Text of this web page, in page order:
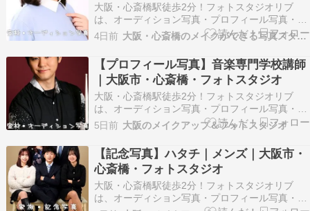
大阪・心斎橋駅徒歩2分！フォトスタジオリブ
は、オーディション写真・プロフィール写真・記
念写真やお見合い写真などナチュラルな大人の宣
材写真を得意とするフォトスタジオです。 ※以下
掲載のお写真はお客様に許可を得て掲載させてい
ただいております。 ※画像の転載はご遠慮くださ
い。 宣材写真…
4日前 大阪・心斎橋のメイクができる写真スタジオ
【プロフィール写真】音楽専門学校講師
｜大阪市・心斎橋・フォトスタジオ
大阪・心斎橋駅徒歩2分！フォトスタジオリブ
は、オーディション写真・プロフィール写真・記
念写真やお見合い写真などナチュラルな大人の宣
材写真を得意とするフォトスタジオです。 ※以下
掲載のお写真はお客様に許可を得て掲載させてい
ただいております。 ※画像の転載はご遠慮くださ
い。 音楽専門…
5日前 大阪のメイクアップ＆フォトスタジオ
【記念写真】ハタチ｜メンズ｜大阪市・
心斎橋・フォトスタジオ
大阪・心斎橋駅徒歩2分！フォトスタジオリブ
は、オーディション写真・プロフィール写真・記